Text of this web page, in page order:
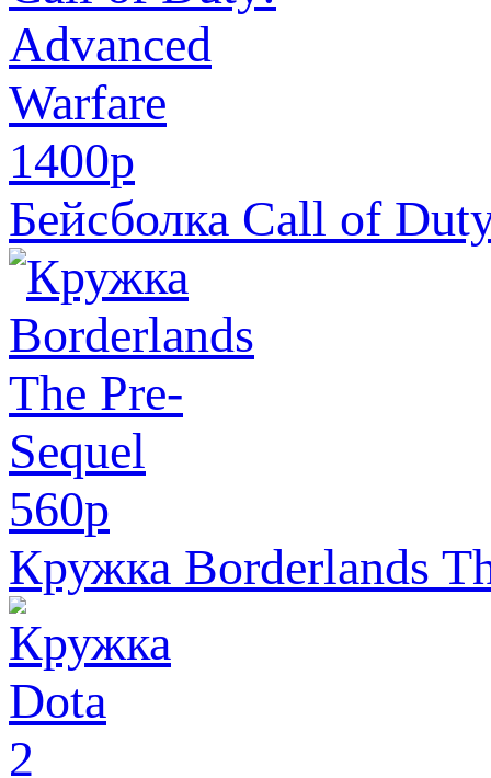
1400p
Бейсболка Call of
560p
Кружка Borderlands